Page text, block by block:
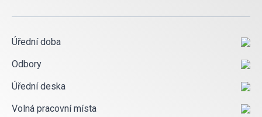
Úřední doba
Odbory
Úřední deska
Volná pracovní místa